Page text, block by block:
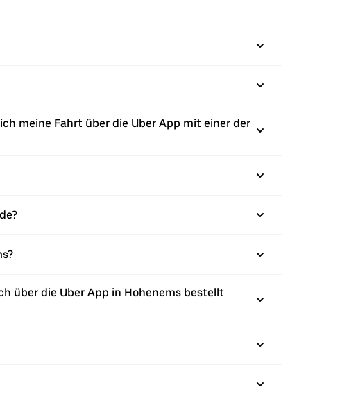
meine Fahrt über die Uber App mit einer der
über die Uber App in Hohenems bestellt